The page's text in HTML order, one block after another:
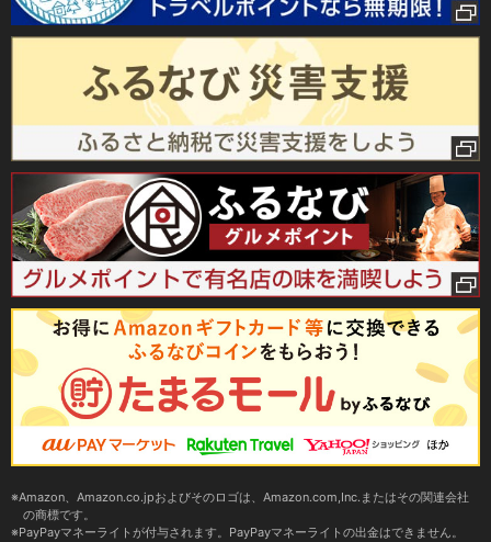
Amazon、Amazon.co.jpおよびそのロゴは、Amazon.com,Inc.またはその関連会社
の商標です。
PayPayマネーライトが付与されます。PayPayマネーライトの出金はできません。